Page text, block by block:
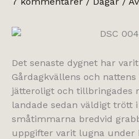
Det senaste dygnet har
Gårdagkvällens och
jätteroligt och tillbringades
landade sedan väldigt trött
småtimmarna bredvid
uppgifter varit lugna under